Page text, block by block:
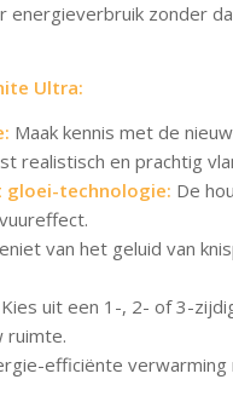
zonder
Ultra:
Maak kennis met de
realistisch en prachtig
gloei-technologie: De
van het geluid van
Kies uit een 1-, 2- of 3-
ruimte.
efficiënte